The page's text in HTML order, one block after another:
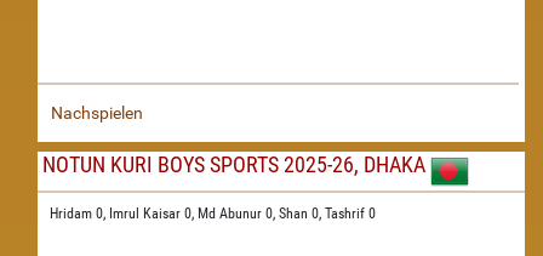
Nachspielen
NOTUN KURI BOYS SPORTS 2025-26, DHAKA
Hridam 0, Imrul Kaisar 0, Md Abunur 0, Shan 0, Tashrif 0